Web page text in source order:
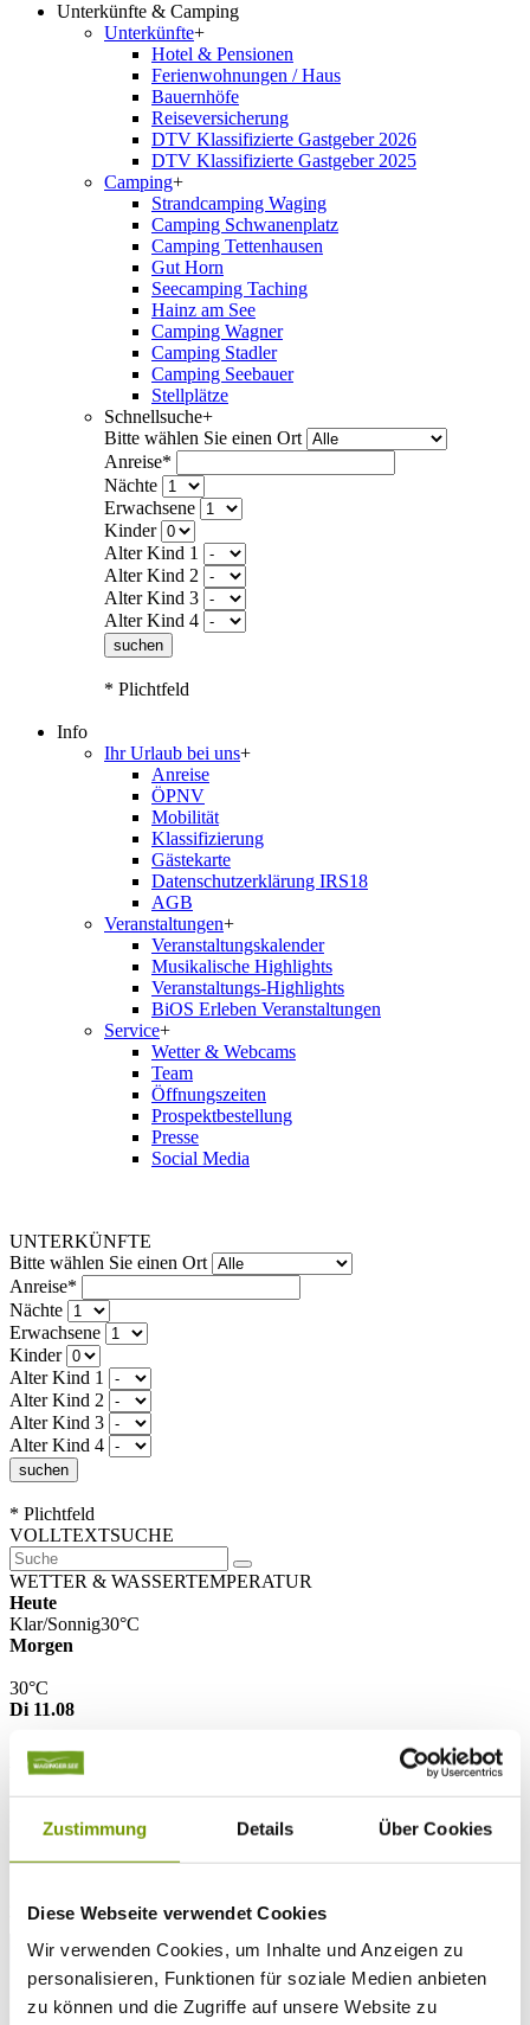
Zustimmung Details Über Cookies
Diese Webseite verwendet Cookies
Wir verwenden Cookies, um Inhalte und Anzeigen zu
personalisieren, Funktionen für soziale Medien anbieten
zu können und die Zugriffe auf unsere Website zu
Unterkünfte & Camping
Unterkünfte+
Hotel & Pensionen
Ferienwohnungen / Haus
Bauernhöfe
Reiseversicherung
DTV Klassifizierte Gastgeber 2026
DTV Klassifizierte Gastgeber 2025
Camping+
Strandcamping Waging
Camping Schwanenplatz
Camping Tettenhausen
Gut Horn
Seecamping Taching
Hainz am See
Camping Wagner
Camping Stadler
Camping Seebauer
Stellplätze
Schnellsuche+
Bitte wählen Sie einen Ort
Anreise*
Nächte
Erwachsene
Kinder
Alter Kind 1
Alter Kind 2
Alter Kind 3
Alter Kind 4
suchen
* Plichtfeld
Info
Ihr Urlaub bei uns+
Anreise
ÖPNV
Mobilität
Klassifizierung
Gästekarte
Datenschutzerklärung IRS18
AGB
Veranstaltungen+
Veranstaltungskalender
Musikalische Highlights
Veranstaltungs-Highlights
BiOS Erleben Veranstaltungen
Service+
Wetter & Webcams
Team
Öffnungszeiten
Prospektbestellung
Presse
Social Media
UNTERKÜNFTE
Bitte wählen Sie einen Ort
Anreise*
Nächte
Erwachsene
Kinder
Alter Kind 1
Alter Kind 2
Alter Kind 3
Alter Kind 4
suchen
* Plichtfeld
VOLLTEXTSUCHE
WETTER & WASSERTEMPERATUR
Heute
Klar/Sonnig30°C
Morgen
30°C
Di 11.08
29°C
Wassertemperatur
26°CCampingplatz Gut Horn
WEBCAM